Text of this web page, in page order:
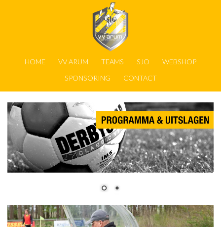
HOME VV ARUM TEAMS SJO
WEBSHOP
SPONSORING
CONTACT